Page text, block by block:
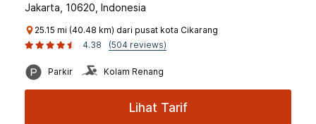
Jakarta, 10620, Indonesia
25.15 mi (40.48 km) dari pusat kota Cikarang
4.38
(504 reviews)
Parkir Kolam Renang
Lihat Tarif